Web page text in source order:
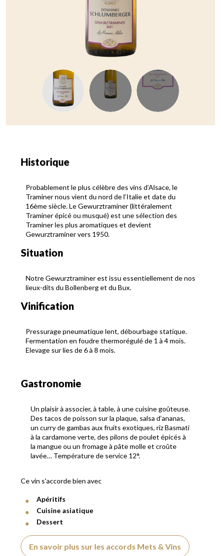
Historique
Probablement le plus célèbre des vins d’Alsace, le
Traminer nous vient du nord de l’Italie et date du
16ème siècle. Le Gewurztraminer (littéralement
Traminer épicé ou musqué) est une sélection des
Traminer les plus aromatiques et devient
Gewurztraminer vers 1950.
Situation
Notre Gewurztraminer est issu essentiellement de nos
lieux-dits du Bollenberg et du Bux.
Vinification
Pressurage pneumatique lent, débourbage statique.
Fermentation en foudre thermorégulé de 1 à 4 mois.
Elevage sur lies de 6 à 8 mois.
Gastronomie
Un plaisir à associer, à table, à une cuisine goûteuse.
Des tacos de poisson sur la plaque, salsa d’ananas,
un curry de gambas aux fruits exotiques, riz Basmati
à la cardamone verte, des pilons de poulet épicés à
la mangue ou un fromage à pâte molle et croûte
lavée… Température de service 12°.
Ce vin s'accorde bien avec
Apéritifs
Cuisine asiatique
Dessert
En savoir plus sur les accords Mets & Vins